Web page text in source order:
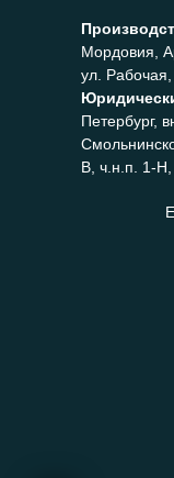
Мордовия,
ул.
Петербург,
В, ч.н.п. 1-